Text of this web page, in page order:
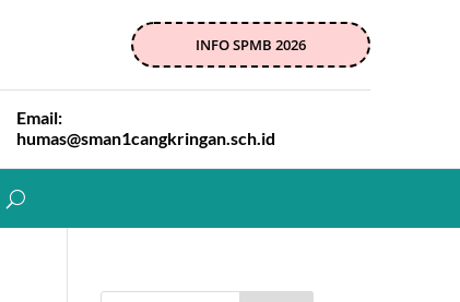
INFO SPMB 2026
Email:
humas@sman1cangkringan.sch.id